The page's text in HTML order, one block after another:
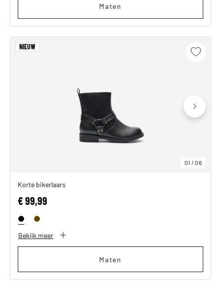
Maten
01 /06
NIEUW
Korte bikerlaars
€ 99,99
Bekijk meer
Maten